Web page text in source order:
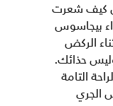
كيف شعرت
بيجاسوس
الركض
حذائك.
التامة
أو تمارس الجري